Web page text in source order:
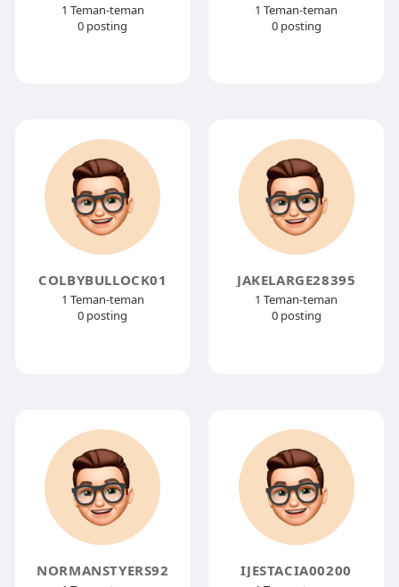
1 Teman-teman
0 posting
1 Teman-teman
0 posting
COLBYBULLOCK01
1 Teman-teman
0 posting
JAKELARGE28395
1 Teman-teman
0 posting
NORMANSTYERS92 IJESTACIA00200